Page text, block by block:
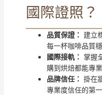
國際證照？
品質保證： 建立
每一杯咖啡品質
國際接軌： 掌握
購到烘焙都能專
品牌信任： 掛在
專業度信任的第